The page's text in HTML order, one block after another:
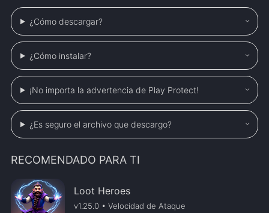
¿Cómo descargar?
¿Cómo instalar?
¡No importa la advertencia de Play Protect!
¿Es seguro el archivo que descargo?
RECOMENDADO PARA TI
Loot Heroes
v1.25.0 • Velocidad de Ataque